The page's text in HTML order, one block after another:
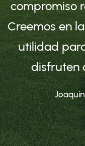
compromiso
Creemos en
utilidad
disfruten